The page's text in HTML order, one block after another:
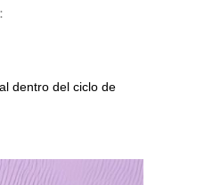
dentro del ciclo de